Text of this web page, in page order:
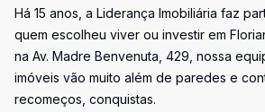
Há 15 anos, a Liderança Imobiliária faz
quem escolheu viver ou investir em
na Av. Madre Benvenuta, 429, nossa
imóveis vão muito além de paredes e
recomeços, conquistas.